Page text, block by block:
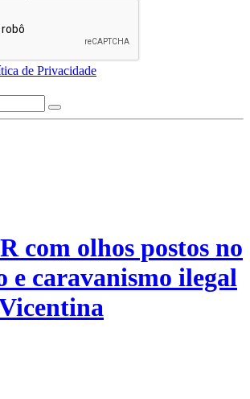
de Privacidade
com olhos postos no
e caravanismo ilegal